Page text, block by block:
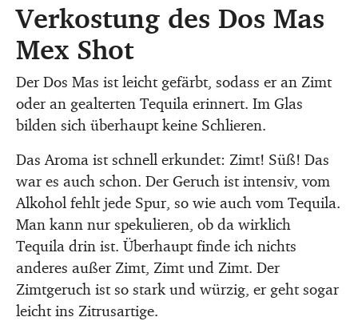
Verkostung des Dos Mas
Mex Shot
Der Dos Mas ist leicht gefärbt, sodass er an Zimt
oder an gealterten Tequila erinnert. Im Glas
bilden sich überhaupt keine Schlieren.
Das Aroma ist schnell erkundet: Zimt! Süß! Das
war es auch schon. Der Geruch ist intensiv, vom
Alkohol fehlt jede Spur, so wie auch vom Tequila.
Man kann nur spekulieren, ob da wirklich
Tequila drin ist. Überhaupt finde ich nichts
anderes außer Zimt, Zimt und Zimt. Der
Zimtgeruch ist so stark und würzig, er geht sogar
leicht ins Zitrusartige.